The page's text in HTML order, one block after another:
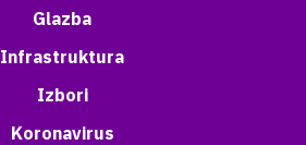
Glazba
Infrastruktura
Izbori
Koronavirus